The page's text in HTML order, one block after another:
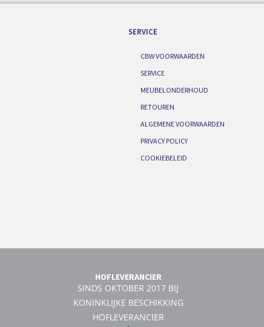
SERVICE
CBW VOORWAARDEN
SERVICE
MEUBELONDERHOUD
RETOUREN
ALGEMENE VOORWAARDEN
PRIVACY POLICY
COOKIEBELEID
HOFLEVERANCIER
SINDS OKTOBER 2017 BIJ
KONINKLIJKE BESCHIKKING
HOFLEVERANCIER